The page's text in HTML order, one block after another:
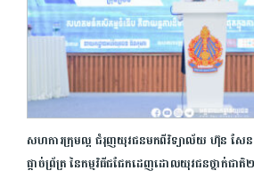
សហការក្រុមល្អ ជំរុញយុវជនមកពីវិទ្យាល័យ ហ៊ុន សែន
ផ្ដាច់ព្រ័ត្រ នៃកម្មវិធីជជែកដេញដោលយុវជនថ្នាក់ជា